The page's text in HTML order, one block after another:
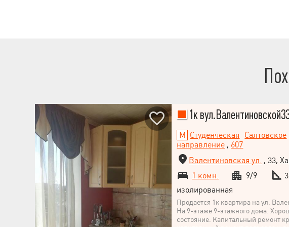
1к
Студенческая
Салтовское
направление , 607
Валентиновская ул. , 33,
1 комн.
9/9
изолированная
Продается 1к квартира на ул.
На 9-этаже 9-этажного дома.
состояние. Капитальный ремонт